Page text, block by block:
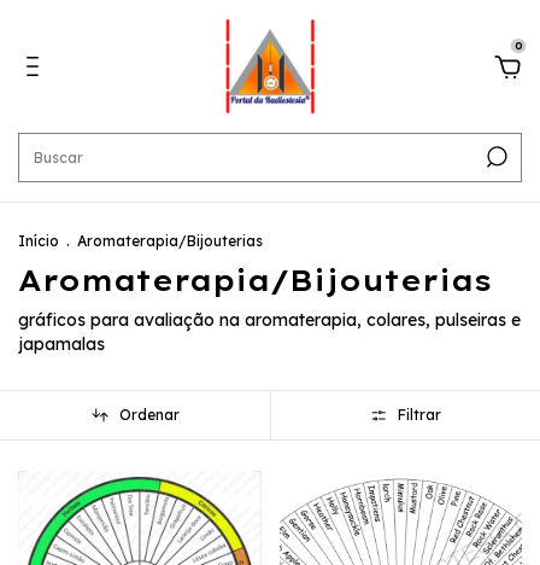
0
Início . Aromaterapia/Bijouterias
Aromaterapia/Bijouterias
gráficos para avaliação na aromaterapia, colares, pulseiras e
japamalas
Ordenar Filtrar